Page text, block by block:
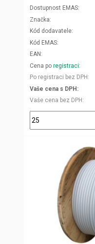
Dostupnost EMAS
Značka
Kód dodavatele
Kód EMAS
EAN
Cena po registraci
Po registraci bez DPH
Vaše cena s DPH
Vaše cena bez DPH